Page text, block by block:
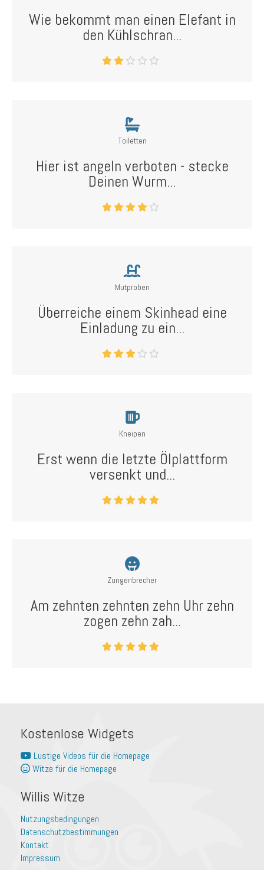
Wie bekommt man einen Elefant in
den Kühlschran...
Toiletten
Hier ist angeln verboten - stecke
Deinen Wurm...
Mutproben
Überreiche einem Skinhead eine
Einladung zu ein...
Kneipen
Erst wenn die letzte Ölplattform
versenkt und...
Zungenbrecher
Am zehnten zehnten zehn Uhr zehn
zogen zehn zah...
Kostenlose Widgets
Lustige Videos für die Homepage
Witze für die Homepage
Willis Witze
Nutzungsbedingungen
Datenschutzbestimmungen
Kontakt
Impressum